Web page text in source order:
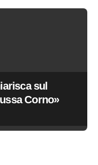
sul
Corno»